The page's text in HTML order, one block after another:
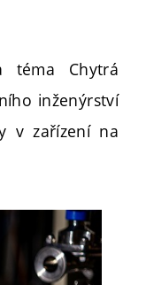
téma Chytrá
inženýrství
v zařízení na